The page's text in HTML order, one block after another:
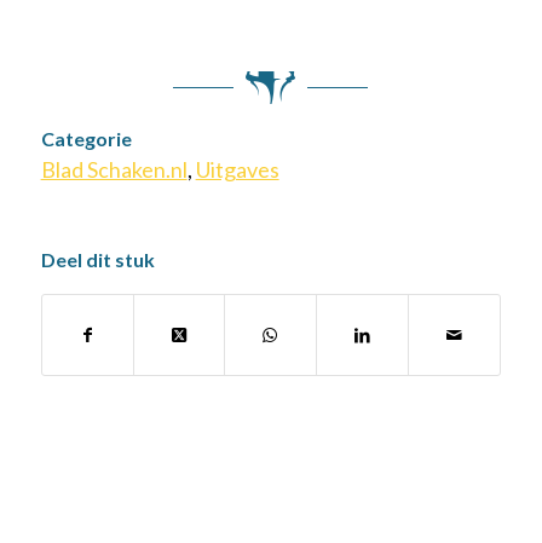
Categorie
Blad Schaken.nl, Uitgaves
Deel dit stuk